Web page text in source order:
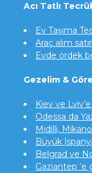
Acı Tatlı
Ev Taşıma
Araç alım
Evde ördek
Gezelim &
Kiev ve
Odessa da
Midilli,
Büyük
Belgrad ve
Gaziantep ‘e